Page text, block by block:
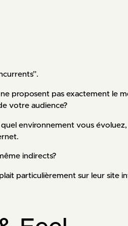
proposent pas exactement le
votre audience?
environnement vous
indirects?
particulièrement sur leur site